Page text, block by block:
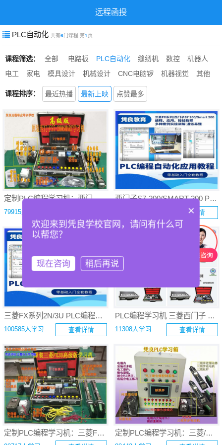
远程函授
PLC自动化共有6门课程 第1 页
课程筛选： 全部 电路板 PLC自动化 缝纫机 数控
机器人
电工
家电 模具设计 机械设计 CNC电脑锣 机器视觉 其他
课程排序： 最近热播 最新上映 点赞最多
定制PLC编程学习机：西门子S7-200/SMART200 PLC 学习箱
79915人学习
西门子S7-200/SMART 200 PLC编程自动化应用远程班
查看详情
三菱FX系列2N/3U PLC编程自动化应用远程班
100585人学习 查看详情
PLC编程学习机 三菱西门子 PLC编程自动化应用学习箱定制
11308人学习 查看详情
定制PLC编程学习机：三菱FX3U PLC编程自动化应用学习箱 定制PLC编程学习机：三菱/西门子PLC编程与电工实践综合学习箱升级版 自动化学习机
×
欢迎来到凭良学校官网，请问有什么可
以帮您？
现在咨询 稍后再说